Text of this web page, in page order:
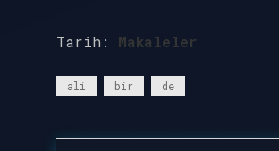
Tarih: Makaleler
ali bir de